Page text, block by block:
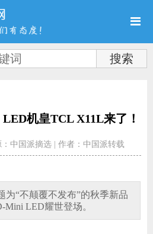
机皇TCL X11L来了！
：中国派摘选| 作者：中国派转载
为“不颠覆不发布”的秋季新品
Mini LED耀世登场。